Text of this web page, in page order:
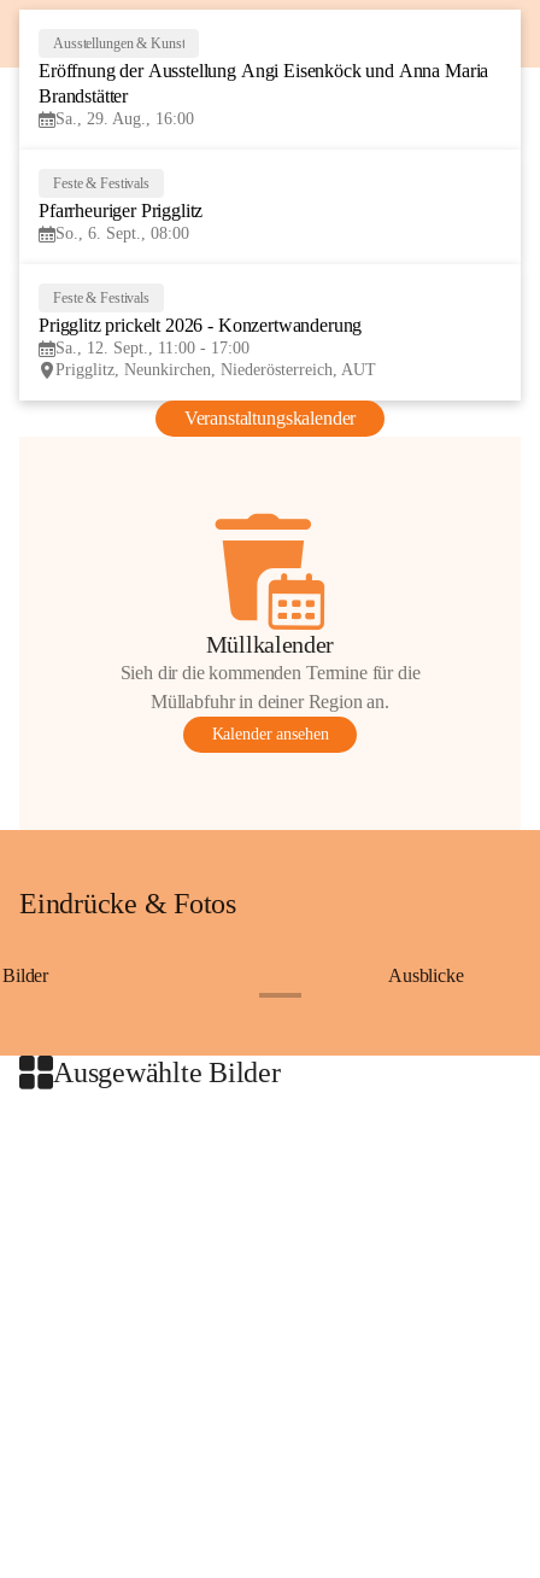
AUG
Ausstellungen & Kunst
Eröffnung der Ausstellung Angi Eisenköck und Anna Maria
Brandstätter
Sa., 29. Aug., 16:00
Feste & Festivals
Pfarrheuriger Prigglitz
So., 6. Sept., 08:00
Feste & Festivals
Prigglitz prickelt 2026 - Konzertwanderung
Sa., 12. Sept., 11:00 - 17:00
Prigglitz, Neunkirchen, Niederösterreich, AUT
Veranstaltungskalender
Müllkalender
Sieh dir die kommenden Termine für die
Müllabfuhr in deiner Region an.
Kalender ansehen
Eindrücke & Fotos
Bilder Ausblicke
Ausgewählte Bilder